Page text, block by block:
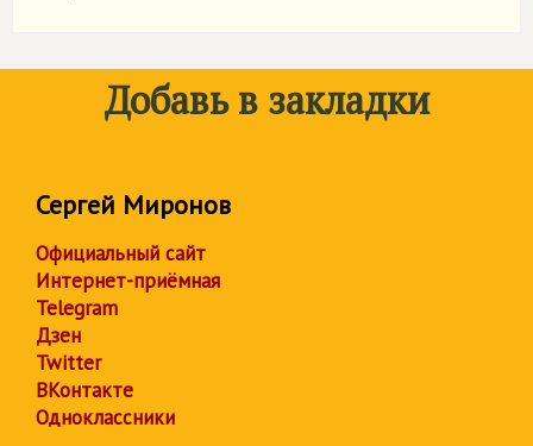
Добавь в закладки
Сергей Миронов
Официальный сайт
Интернет-приёмная
Telegram
Дзен
Twitter
ВКонтакте
Одноклассники